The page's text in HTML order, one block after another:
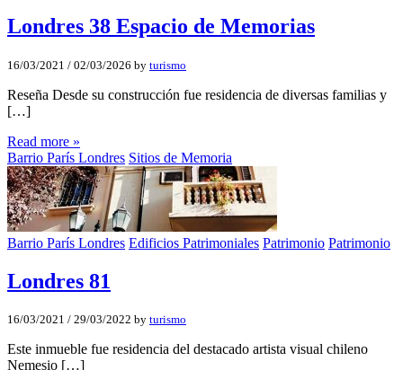
Londres 38 Espacio de Memorias
16/03/2021 / 02/03/2026 by turismo
Reseña Desde su construcción fue residencia de diversas familias y
[…]
Read more »
Barrio París Londres Sitios de Memoria
Barrio París Londres Edificios Patrimoniales Patrimonio Patrimonio
Londres 81
16/03/2021 / 29/03/2022 by turismo
Este inmueble fue residencia del destacado artista visual chileno
Nemesio […]